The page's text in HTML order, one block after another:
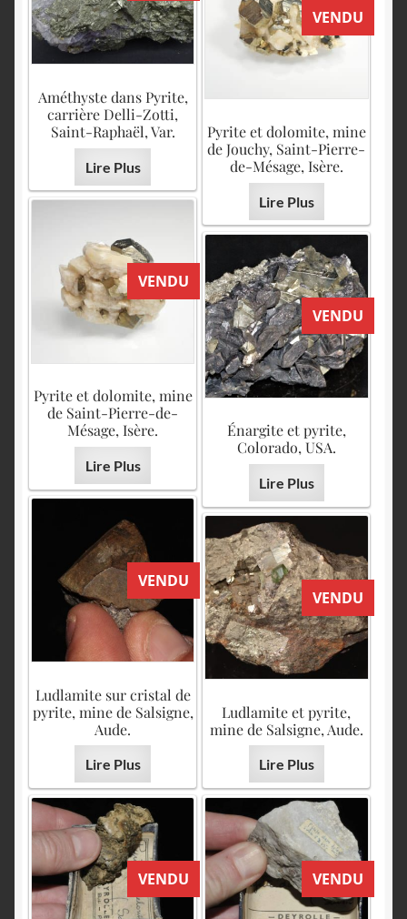
Améthyste dans Pyrite,
carrière Delli-Zotti,
Saint-Raphaël, Var.
Lire Plus
VENDU
Pyrite et dolomite, mine
de Jouchy, Saint-Pierre-
de-Mésage, Isère.
Lire Plus
VENDU
Pyrite et dolomite, mine
de Saint-Pierre-de-
Mésage, Isère.
Lire Plus
VENDU
Énargite et pyrite,
Colorado, USA.
Lire Plus
VENDU
Ludlamite sur cristal de
pyrite, mine de Salsigne,
Aude.
Lire Plus
VENDU
Ludlamite et pyrite,
mine de Salsigne, Aude.
Lire Plus
VENDU VENDU